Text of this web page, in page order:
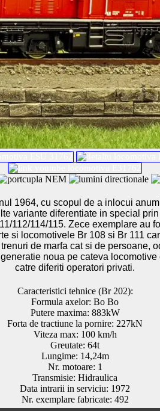
1964, cu scopul de a inlocui
variante diferentiate in special
112/114/115. Zece exemplare au
si locomotivele Br 108 si Br 111
de marfa cat si de persoane,
noua pe cateva
catre diferiti operatori privati.
Caracteristici tehnice (Br 202):
Formula axelor: Bo Bo
Putere maxima: 883kW
Forta de tractiune la pornire: 227kN
Viteza max: 100 km/h
Greutate: 64t
Lungime: 14,24m
Nr. motoare: 1
Transmisie: Hidraulica
Data intrarii in serviciu: 1972
Nr. exemplare fabricate: 492